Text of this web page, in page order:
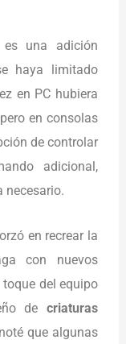
es una adición
haya limitado
en PC hubiera
en consolas
de controlar
adicional,
necesario.
en recrear la
con nuevos
del equipo
de criaturas
que algunas